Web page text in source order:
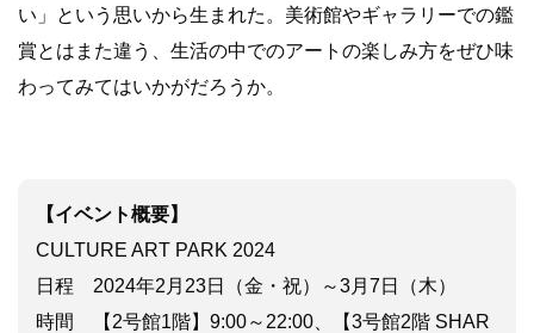
い」という思いから生まれた。美術館やギャラリーでの鑑
賞とはまた違う、生活の中でのアートの楽しみ方をぜひ味
わってみてはいかがだろうか。
【イベント概要】
CULTURE ART PARK 2024
日程 2024年2月23日（金・祝）～3月7日（木）
時間 【2号館1階】9:00～22:00、【3号館2階 SHAR